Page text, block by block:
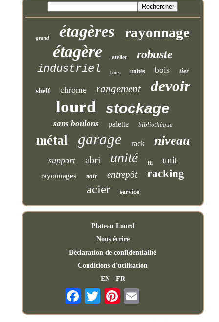
grand étagères rayonnage
étagère atelier robuste
industriel baies unités bois tier
shelf chrome rangement devoir
lourd stockage
sans boulons palette bibliothèque
métal garage rack niveau
support abri unité fil unit
rayonnages noir entrepôt racking
acier service
Plateau Lourd
Nous écrire
Déclaration de confidentialité
Conditions d'utilisation
EN
FR